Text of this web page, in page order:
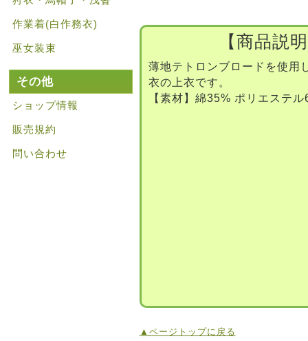
【商品説
薄地テトロンブロードを使用
衣の上衣です。
【素材】綿35% ポリエステル
▲ページトップに戻る
作業着(白作務衣)
巫女装束
その他
ショップ情報
販売規約
問い合わせ